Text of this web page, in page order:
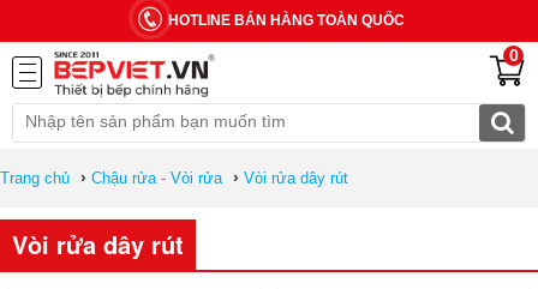
HOTLINE BÁN HÀNG TOÀN QUỐC
0
Trang chủ › Chậu rửa - Vòi rửa › Vòi rửa dây rút
Vòi rửa dây rút